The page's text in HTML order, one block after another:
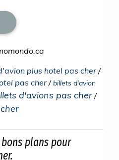
plus hotel pas cher /
pas cher/billets d'avion
d'avions pas cher /
plans pour